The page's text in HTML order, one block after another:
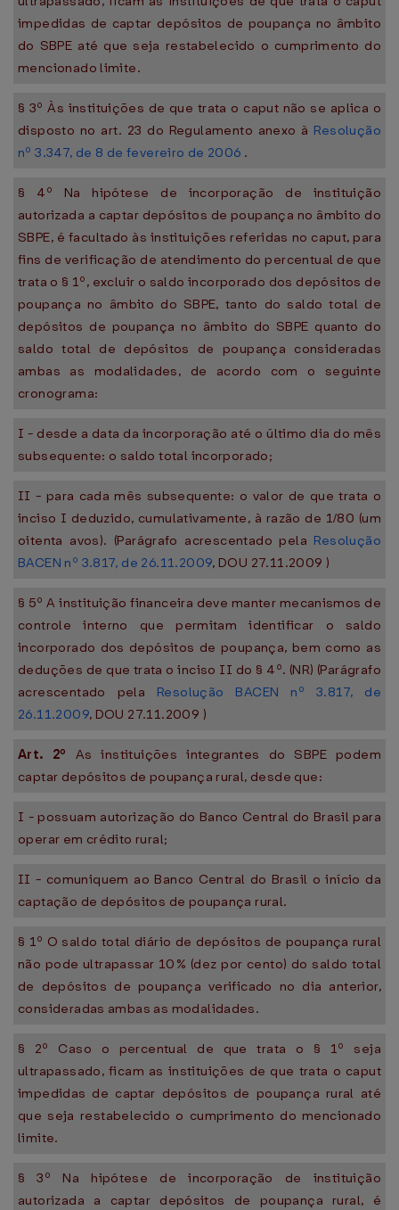
impedidas de captar depósitos de poupança no âmbito
do SBPE até que seja restabelecido o cumprimento do
mencionado limite.
§ 3º Às instituições de que trata o caput não se aplica o
disposto no art. 23 do Regulamento anexo à Resolução
nº 3.347, de 8 de fevereiro de 2006 .
§ 4º Na hipótese de incorporação de instituição
autorizada a captar depósitos de poupança no âmbito do
SBPE, é facultado às instituições referidas no caput, para
fins de verificação de atendimento do percentual de que
trata o § 1º, excluir o saldo incorporado dos depósitos de
poupança no âmbito do SBPE, tanto do saldo total de
depósitos de poupança no âmbito do SBPE quanto do
saldo total de depósitos de poupança consideradas
ambas as modalidades, de acordo com o seguinte
cronograma:
I - desde a data da incorporação até o último dia do mês
subsequente: o saldo total incorporado;
II - para cada mês subsequente: o valor de que trata o
inciso I deduzido, cumulativamente, à razão de 1/80 (um
oitenta avos). (Parágrafo acrescentado pela Resolução
BACEN nº 3.817, de 26.11.2009, DOU 27.11.2009 )
§ 5º A instituição financeira deve manter mecanismos de
controle interno que permitam identificar o saldo
incorporado dos depósitos de poupança, bem como as
deduções de que trata o inciso II do § 4º. (NR) (Parágrafo
acrescentado pela Resolução BACEN nº 3.817, de
26.11.2009, DOU 27.11.2009 )
Art. 2º As instituições integrantes do SBPE podem
captar depósitos de poupança rural, desde que:
I - possuam autorização do Banco Central do Brasil para
operar em crédito rural;
II - comuniquem ao Banco Central do Brasil o início da
captação de depósitos de poupança rural.
§ 1º O saldo total diário de depósitos de poupança rural
não pode ultrapassar 10% (dez por cento) do saldo total
de depósitos de poupança verificado no dia anterior,
consideradas ambas as modalidades.
§ 2º Caso o percentual de que trata o § 1º seja
ultrapassado, ficam as instituições de que trata o caput
impedidas de captar depósitos de poupança rural até
que seja restabelecido o cumprimento do mencionado
limite.
§ 3º Na hipótese de incorporação de instituição
autorizada a captar depósitos de poupança rural, é